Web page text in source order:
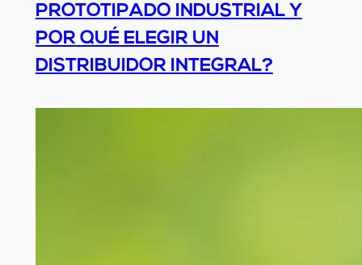
PROTOTIPADO INDUSTRIAL Y
POR QUÉ ELEGIR UN
DISTRIBUIDOR INTEGRAL?